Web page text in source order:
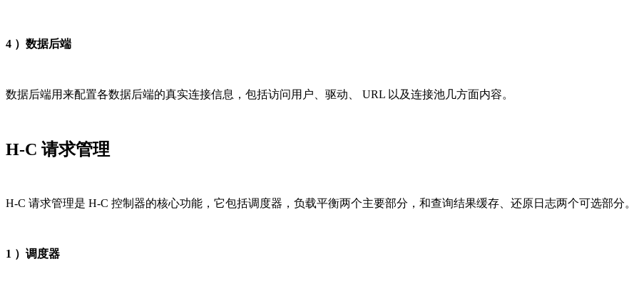
4 ）数据后端
数据后端用来配置各数据后端的真实连接信息，包括访问用户、驱动、 URL 以及连接池几方面内容。
H-C 请求管理
H-C 请求管理是 H-C 控制器的核心功能，它包括调度器，负载平衡两个主要部分，和查询结果缓存、还原日志两个可选部分。
1 ）调度器